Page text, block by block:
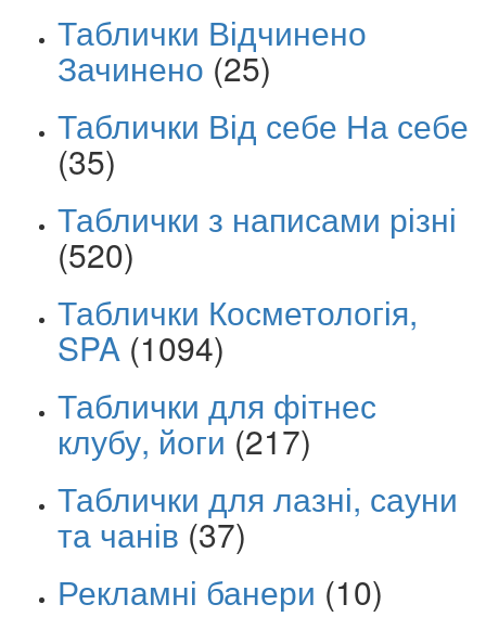
Таблички Відчинено
Зачинено (25)
Таблички Від себе На себе
(35)
Таблички з написами різні
(520)
Таблички Косметологія,
SPA (1094)
Таблички для фітнес
клубу, йоги (217)
Таблички для лазні, сауни
та чанів (37)
Рекламні банери (10)